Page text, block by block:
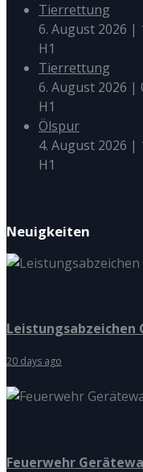
Tierrettung
6. August 2026 |
H1
Tierrettung
6. August 2026 |
H1
Ölspur
4. August 2026 |
H1
Neuigkeiten
Leistungsabzeichen
20 days ago
Feuerwehr